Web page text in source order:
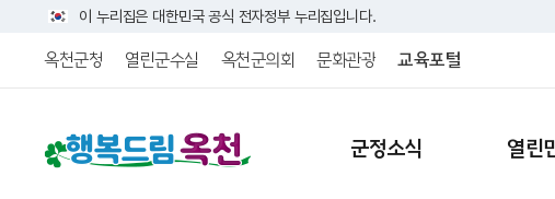
이 누리집은 대한민국 공식 전자정부 누리집입니다.
옥천군청 열린군수실 옥천군의회 문화관광 교육포털
군정소식 열린